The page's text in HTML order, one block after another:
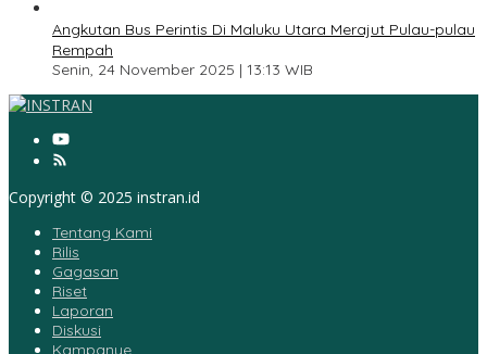
Angkutan Bus Perintis Di Maluku Utara Merajut Pulau-pulau
Rempah
Senin, 24 November 2025 | 13:13 WIB
Copyright © 2025 instran.id
Tentang Kami
Rilis
Gagasan
Riset
Laporan
Diskusi
Kampanye